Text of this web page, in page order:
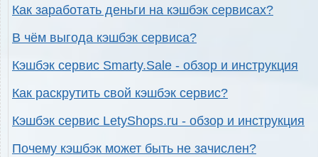
Как заработать деньги на кэшбэк сервисах?
В чём выгода кэшбэк сервиса?
Кэшбэк сервис Smarty.Sale - обзор и инструкция
Как раскрутить свой кэшбэк сервис?
Кэшбэк сервис LetyShops.ru - обзор и инструкция
Почему кэшбэк может быть не зачислен?